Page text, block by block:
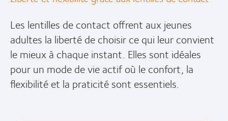
Les lentilles de contact offrent aux jeunes
adultes la liberté de choisir ce qui leur convient
le mieux à chaque instant. Elles sont idéales
pour un mode de vie actif où le confort, la
flexibilité et la praticité sont essentiels.